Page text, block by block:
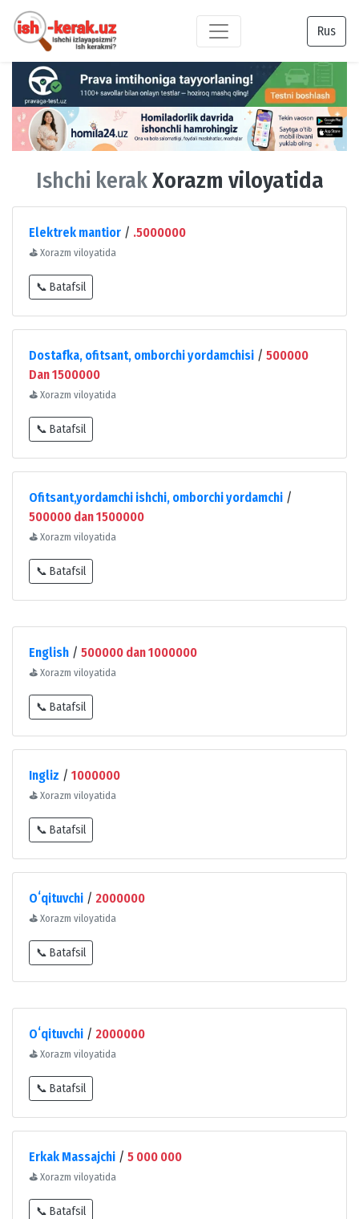
Rus
Ishchi kerakXorazm viloyatida
Elektrek mantior / .5000000
⛳ Xorazm viloyatida
📞 Batafsil
Dostafka, ofitsant, omborchi yordamchisi / 500000
Dan 1500000
⛳ Xorazm viloyatida
📞 Batafsil
Ofitsant,yordamchi ishchi, omborchi yordamchi /
500000 dan 1500000
⛳ Xorazm viloyatida
📞 Batafsil
English / 500000 dan 1000000
⛳ Xorazm viloyatida
📞 Batafsil
Ingliz / 1000000
⛳ Xorazm viloyatida
📞 Batafsil
Oʻqituvchi / 2000000
⛳ Xorazm viloyatida
📞 Batafsil
Oʻqituvchi / 2000000
⛳ Xorazm viloyatida
📞 Batafsil
Erkak Massajchi / 5 000 000
⛳ Xorazm viloyatida
📞 Batafsil